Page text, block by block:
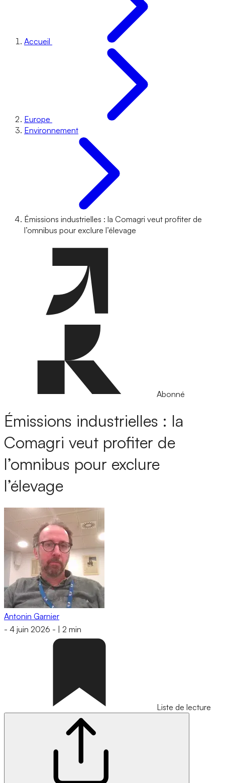
Accueil
Europe
Environnement
Émissions industrielles : la Comagri veut profiter de
l’omnibus pour exclure l’élevage
Abonné
Émissions industrielles : la
Comagri veut profiter de
l’omnibus pour exclure
l’élevage
Antonin Garnier
- 4 juin 2026 - 2 min
Liste de lecture